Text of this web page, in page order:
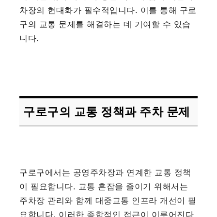
차장의 현대화가 필수적입니다. 이를 통해 구로
구의 교통 문제를 해결하는 데 기여할 수 있습
니다.
구로구의 교통 정책과 주차 문제
구로구에서는 공영주차장과 연계한 교통 정책
이 필요합니다. 교통 혼잡을 줄이기 위해서는
주차장 관리와 함께 대중교통 인프라 개선이 필
요합니다. 이러한 종합적인 접근이 이루어진다